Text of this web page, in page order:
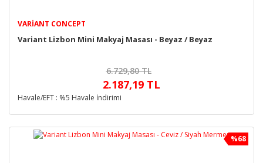
VARIANT CONCEPT
Variant Lizbon Mini Makyaj Masası - Beyaz / Beyaz
6.729,80 TL
2.187,19 TL
Havale/EFT : %5 Havale İndirimi
%68